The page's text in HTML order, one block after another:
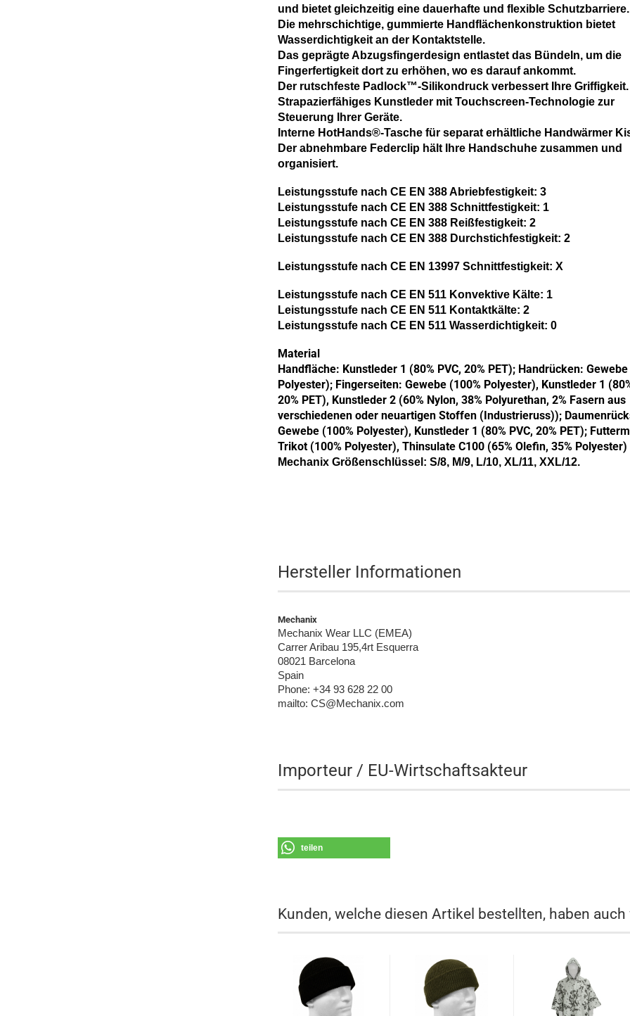
und bietet gleichzeitig eine dauerhafte und flexible Schutzbarriere.
Die mehrschichtige, gummierte Handflächenkonstruktion bietet
Wasserdichtigkeit an der Kontaktstelle.
Das geprägte Abzugsfingerdesign entlastet das Bündeln, um die
Fingerfertigkeit dort zu erhöhen, wo es darauf ankommt.
Der rutschfeste Padlock™-Silikondruck verbessert Ihre Griffigkeit.
Strapazierfähiges Kunstleder mit Touchscreen-Technologie zur
Steuerung Ihrer Geräte.
Interne HotHands®-Tasche für separat erhältliche Handwärmer
Der abnehmbare Federclip hält Ihre Handschuhe zusammen und
organisiert.
Leistungsstufe nach CE EN 388 Abriebfestigkeit: 3
Leistungsstufe nach CE EN 388 Schnittfestigkeit: 1
Leistungsstufe nach CE EN 388 Reißfestigkeit: 2
Leistungsstufe nach CE EN 388 Durchstichfestigkeit: 2
Leistungsstufe nach CE EN 13997 Schnittfestigkeit: X
Leistungsstufe nach CE EN 511 Konvektive Kälte: 1
Leistungsstufe nach CE EN 511 Kontaktkälte: 2
Leistungsstufe nach CE EN 511 Wasserdichtigkeit: 0
Material
Handfläche: Kunstleder 1 (80% PVC, 20% PET); Handrücken: Gewebe
Polyester); Fingerseiten: Gewebe (100% Polyester), Kunstleder 1
20% PET), Kunstleder 2 (60% Nylon, 38% Polyurethan, 2% Fasern aus
verschiedenen oder neuartigen Stoffen (Industrieruss));
Gewebe (100% Polyester), Kunstleder 1 (80% PVC, 20% PET);
Trikot (100% Polyester), Thinsulate C100 (65% Olefin, 35% Polyester)
Mechanix Größenschlüssel: S/8, M/9, L/10, XL/11, XXL/12.
Hersteller Informationen
Mechanix
Mechanix Wear LLC (EMEA)
Carrer Aribau 195,4rt Esquerra
08021 Barcelona
Spain
Phone: +34 93 628 22 00
mailto: CS@Mechanix.com
Importeur / EU-Wirtschaftsakteur
teilen
Kunden, welche diesen Artikel bestellten, haben